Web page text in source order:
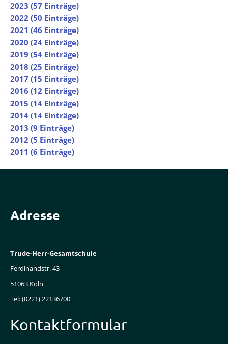
2023 (57 Einträge)
2022 (50 Einträge)
2021 (46 Einträge)
2020 (24 Einträge)
2019 (54 Einträge)
2018 (25 Einträge)
2017 (15 Einträge)
2016 (12 Einträge)
2015 (14 Einträge)
2014 (14 Einträge)
2013 (9 Einträge)
2012 (5 Einträge)
2011 (6 Einträge)
Adresse
Trude-Herr-Gesamtschule
Ferdinandstr. 43
51063 Köln
Tel: (0221) 22136700
Kontaktformular